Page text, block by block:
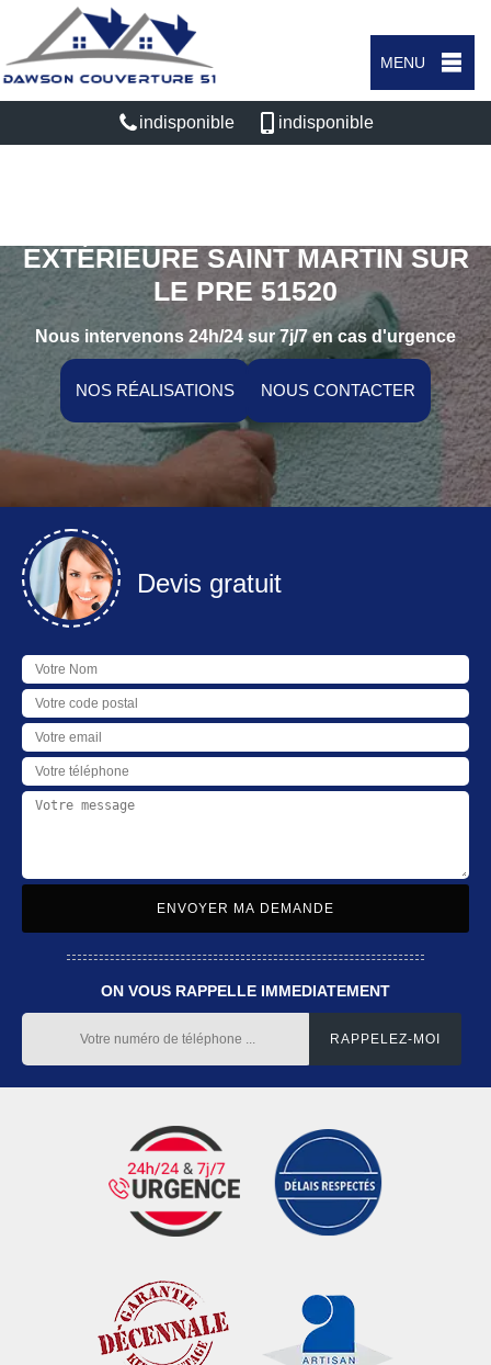
MENU
indisponible indisponible
EXTÉRIEURE SAINT MARTIN SUR
LE PRE 51520
Nous intervenons 24h/24 sur 7j/7 en cas d'urgence
NOS RÉALISATIONS NOUS CONTACTER
Devis gratuit
ON VOUS RAPPELLE IMMEDIATEMENT